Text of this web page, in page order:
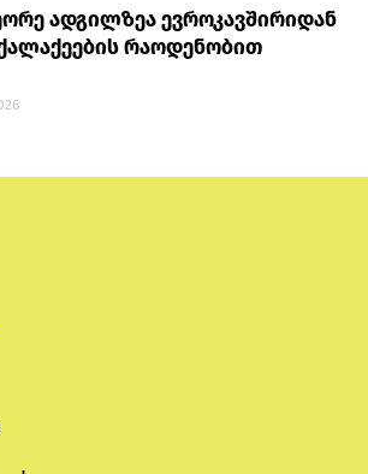
ადგილზეა ევროკავშირიდან
რაოდენობით